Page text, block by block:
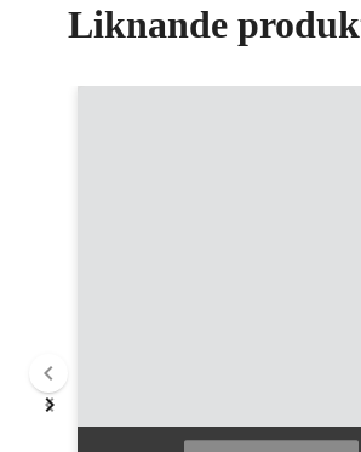
Liknande